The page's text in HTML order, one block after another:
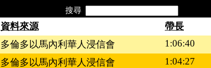
搜尋
資料來源
帶長
多倫多以馬內利華人浸信會
1:06:40
多倫多以馬內利華人浸信會
1:04:27